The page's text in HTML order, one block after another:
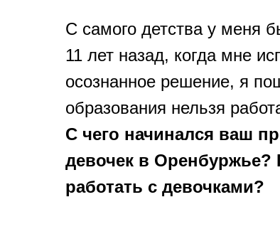
С самого детства у меня
11 лет назад, когда мне
осознанное решение, я
образования нельзя
С чего начинался ваш
девочек в
работать с девочками?